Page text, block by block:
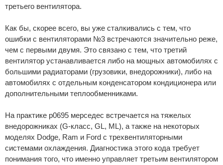
третьего вентилятора.
Как бы, скорее всего, вы уже сталкивались с тем, что
ошибки с вентиляторами №3 встречаются значительно реже,
чем с первыми двумя. Это связано с тем, что третий
вентилятор устанавливается либо на мощных автомобилях с
большими радиаторами (грузовики, внедорожники), либо на
автомобилях с отдельным конденсатором кондиционера или
дополнительными теплообменниками.
На практике p0695 мерседес встречается на тяжелых
внедорожниках (G-класс, GL, ML), а также на некоторых
моделях Dodge, Ram и Ford с трехвентиляторными
системами охлаждения. Диагностика этого кода требует
понимания того, что именно управляет третьим вентилятором